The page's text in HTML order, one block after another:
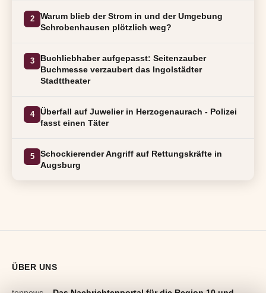
2
Warum blieb der Strom in und der Umgebung
Schrobenhausen plötzlich weg?
3
Buchliebhaber aufgepasst: Seitenzauber
Buchmesse verzaubert das Ingolstädter
Stadttheater
4
Überfall auf Juwelier in Herzogenaurach - Polizei
fasst einen Täter
5
Schockierender Angriff auf Rettungskräfte in
Augsburg
ÜBER UNS
tennews –Das Nachrichtenportal für die Region 10 und